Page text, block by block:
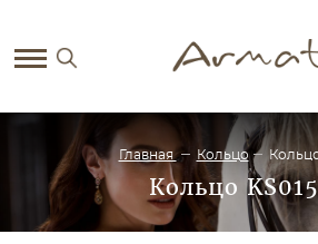
Главная Кольцо
Кольцо